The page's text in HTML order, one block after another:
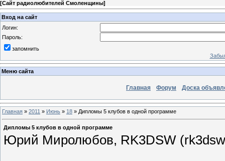
[Сайт радиолюбителей Смоленщины]
Вход на сайт
Логин:
Пароль:
запомнить
Меню сайта
Главная Форум Доска
Главная » 2011 » Июнь » 18 » Дипломы 5 клубов в одной программе
Дипломы 5 клубов в одной программе
Юрий Миролюбов, RK3DSW